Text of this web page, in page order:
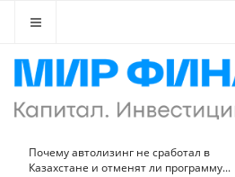
Почему автолизинг не сработал в
Казахстане и отменят ли программу...